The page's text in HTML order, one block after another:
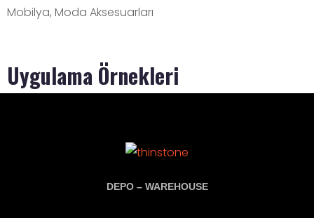
Mobilya, Moda Aksesuarları
Uygulama Örnekleri
DEPO – WAREHOUSE